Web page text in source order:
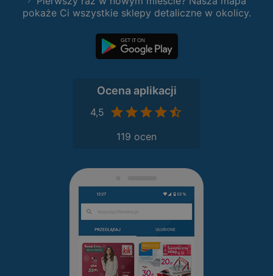
pokaże Ci wszystkie sklepy detaliczne w okolicy.
Ocena aplikacji
4,5
119 ocen